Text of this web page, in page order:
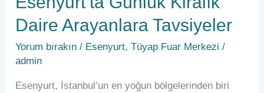
Daire Arayanlara Tavsiyeler
Yorum bırakın / Esenyurt,Tüyap Fuar Merkezi /
admin
Esenyurt, İstanbul’un en yoğun bölgelerinden biri